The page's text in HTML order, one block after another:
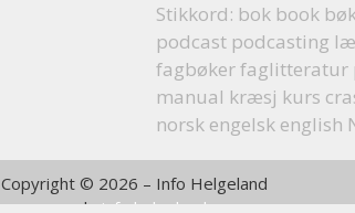
Stikkord: bok book
podcast podcasting
fagbøker faglitteratur
manual kræsj kurs
norsk engelsk english
Copyright © 2026 – Info Helgeland
web:info helgeland